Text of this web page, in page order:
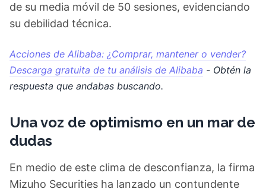
de su media móvil de 50 sesiones, evidenciando
su debilidad técnica.
Acciones de Alibaba: ¿Comprar, mantener o vender?
Descarga gratuita de tu análisis de Alibaba - Obtén la
respuesta que andabas buscando.
Una voz de optimismo en un mar de
dudas
En medio de este clima de desconfianza, la firma
Mizuho Securities ha lanzado un contundente